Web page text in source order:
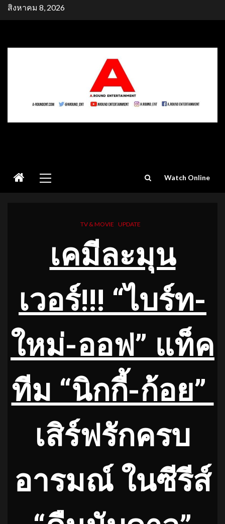
Skipสิงหาคม 8, 2026
Menu
Watch Online
TV & MOVIE UPDATE
เคมีละมุน
เวอร์!!! “ไบร์ท-
ใหม่-ออฟ” แท็ค
ทีม “นิกกี้-ก้อย”
เสิร์ฟรักครบ
อารมณ์ ในซีรีส์